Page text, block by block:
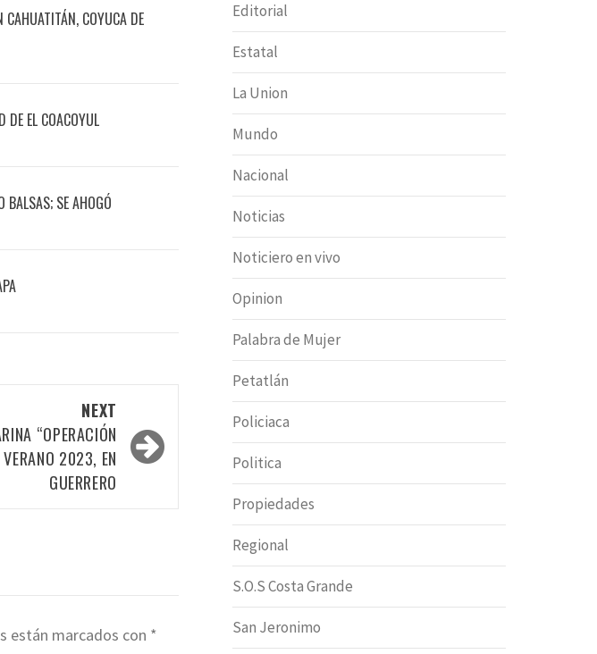
COYUCA DE
EL COACOYUL
BALSAS; SE AHOGÓ
NEXT
“OPERACIÓN
2023, EN
GUERRERO
están marcados con *
Editorial
Estatal
La Union
Mundo
Nacional
Noticias
Noticiero en vivo
Opinion
Palabra de Mujer
Petatlán
Policiaca
Politica
Propiedades
Regional
S.O.S Costa Grande
San Jeronimo